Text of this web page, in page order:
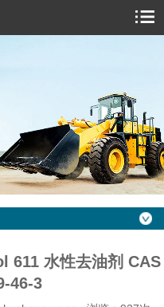
611 水性去油剂 CAS
46-3